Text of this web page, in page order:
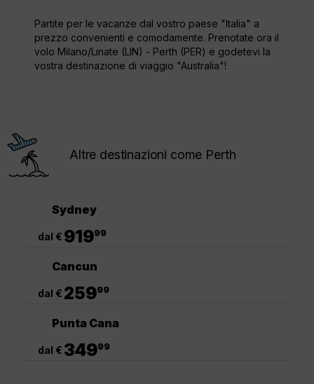
Partite per le vacanze dal vostro paese "Italia" a
prezzo convenienti e comodamente. Prenotate ora il
volo Milano/Linate (LIN) - Perth (PER) e godetevi la
vostra destinazione di viaggio "Australia"!
Altre destinazioni come Perth
Sydney
dal € 91999
Cancun
dal € 25999
Punta Cana
dal € 34999